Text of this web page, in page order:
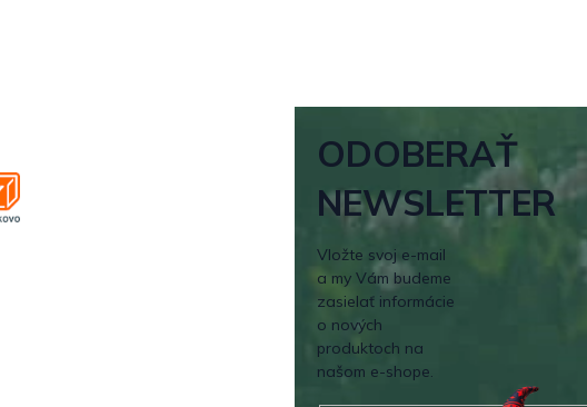
ODOBERAŤ
NEWSLETTER
Vložte svoj e-mail
a my Vám budeme
zasielať informácie
o nových
produktoch na
našom e-shope.